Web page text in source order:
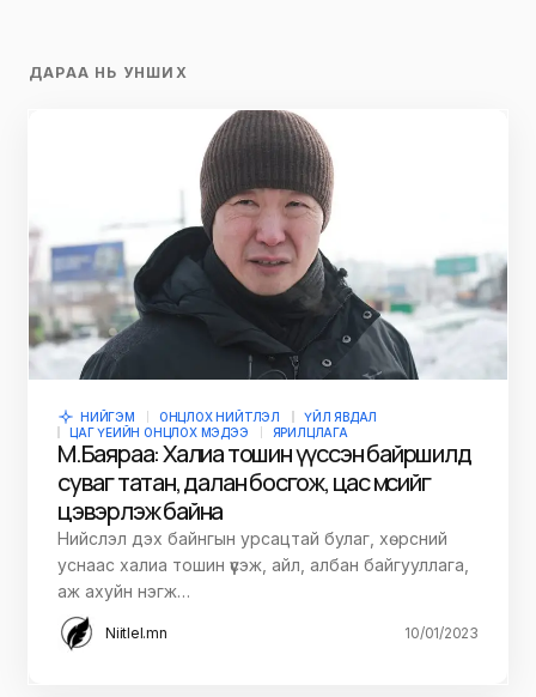
ДАРАА НЬ УНШИХ
НИЙГЭМ ОНЦЛОХ НИЙТЛЭЛ
ҮЙЛ ЯВДАЛ
ЦАГ ҮЕИЙН ОНЦЛОХ МЭДЭЭ
ЯРИЛЦЛАГА
М.Баяраа: Халиа тошин үүссэн байршилд
суваг татан, далан босгож, цас мөсийг
цэвэрлэж байна
Нийслэл дэх байнгын урсацтай булаг, хөрсний
уснаас халиа тошин үүсэж, айл, албан байгууллага,
аж ахуйн нэгж…
Niitlel.mn 10/01/2023